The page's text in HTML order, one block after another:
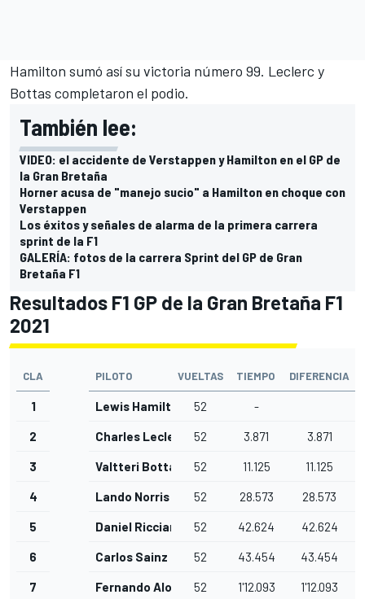
Hamilton sumó así su victoria número 99. Leclerc y
Bottas completaron el podio.
También lee:
VIDEO: el accidente de Verstappen y Hamilton en el GP de
la Gran Bretaña
Horner acusa de "manejo sucio" a Hamilton en choque con
Verstappen
Los éxitos y señales de alarma de la primera carrera
sprint de la F1
GALERÍA: fotos de la carrera Sprint del GP de Gran
Bretaña F1
Resultados F1 GP de la Gran Bretaña F1
2021
CLA PILOTO VUELTAS TIEMPO DIFERENCIA
1 Lewis Hamilton 52 -
2 Charles Leclerc 52 3.871 3.871
3 Valtteri Bottas 52 11.125 11.125
4 Lando Norris 52 28.573 28.573
5 Daniel Ricciardo 52 42.624 42.624
6 Carlos Sainz Jr. 52 43.454 43.454
7 Fernando Alonso 52 1'12.093 1'12.093